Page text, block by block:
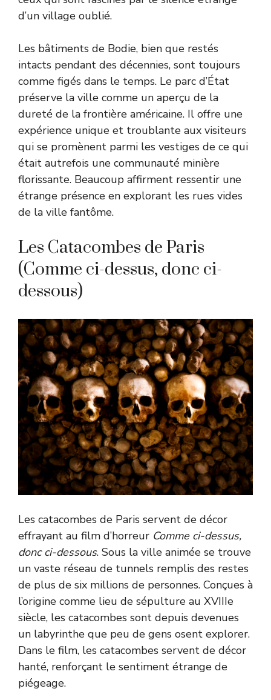
d’un village oublié.
Les bâtiments de Bodie, bien que restés
intacts pendant des décennies, sont toujours
comme figés dans le temps. Le parc d’État
préserve la ville comme un aperçu de la
dureté de la frontière américaine. Il offre une
expérience unique et troublante aux visiteurs
qui se promènent parmi les vestiges de ce qui
était autrefois une communauté minière
florissante. Beaucoup affirment ressentir une
étrange présence en explorant les rues vides
de la ville fantôme.
Les Catacombes de Paris
(Comme ci-dessus, donc ci-
dessous)
Les catacombes de Paris servent de décor
effrayant au film d’horreur Comme ci-dessus,
donc ci-dessous. Sous la ville animée se trouve
un vaste réseau de tunnels remplis des restes
de plus de six millions de personnes. Conçues à
l’origine comme lieu de sépulture au XVIIIe
siècle, les catacombes sont depuis devenues
un labyrinthe que peu de gens osent explorer.
Dans le film, les catacombes servent de décor
hanté, renforçant le sentiment étrange de
piégeage.